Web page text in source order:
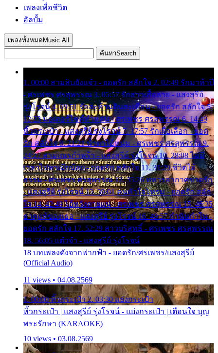
เพลงเพื่อชีวิต
อัลบั้ม
เพลงทั้งหมด Music All
ค้นหาSearch
1. 00:00 สามสิบยังแจ๋ว - ยอดรัก สลักใจ 2. 02:49 รักมาห้าปี
- ศรเพชร ศรสุพรรณ 3. 05:57 รักสาวเสื้อลาย - แสงสุรีย์
รุ่งโรจน์ 4. 09:51 รักสะท้านดินสะเทือน - ยอดรัก สลักใจ 5.
12:23 มอเตอร์ไซค์ทำหล่น - ศรเพชร ศรสุพรรณ 6. 14:49
หิ้วกระเป๋า - แสงสุรีย์ รุ่งโรจน์ 7. 17:57 รักเผื่อเลือก - ยอด
รัก สลักใจ 8. 21:21 น้ำตาไอ้หนุ่ม - ศรเพชร ศรสุพรรณ 9.
24:27 สามเณรกำพร้า - แสงสุรีย์ รุ่งโรจน์ 10. 28:08 ไม่มี
เวลาไปหาเมียน้อย - ยอดรัก สลักใจ 11. 31:29 ชีวิตไอ้
ธรรม - ศรเพชร ศรสุพรรณ 12. 35:26 ทหารอากาศขาดรัก
- แสงสุรีย์ รุ่งโรจน์ 13. 39:01 คนหัวใจโทรม - ยอดรัก สลัก
ใจ 14. 42:49 ไอ้หวังตายแน่ - ศรเพชร ศรสุพรรณ 15. 46:35
ธาตุแท้ของเธอ - แสงสุรีย์ รุ่งโรจน์ 16. 49:57 กำนันกำใน -
ยอดรัก สลักใจ 17. 52:29 สาวบริสุทธิ์ - ศรเพชร ศรสุพรรณ
18. 56:05 แต๋วจ๋า - แสงสุรีย์ รุ่งโรจน์
18 บทเพลงดังจากฟากฟ้า - ยอดรัก/ศรเพชร/แสงสุรีย์
(Official Audio)
11 views • 04.08.2569
1. 00:00 หิ้วกระเป๋า 2. 03:30 แย่งกระเป๋า
หิ้วกระเป๋า | แสงสุรีย์ รุ่งโรจน์ - แย่งกระเป๋า | เตือนใจ บุญ
พระรักษา (KARAOKE)
10 views • 03.08.2569